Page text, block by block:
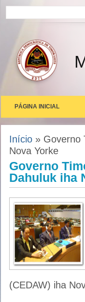
Formulário de busca
PÁGINA INICIAL
Você está aqui
Início » Governo
Nova Yorke
Governo
Dahuluk iha
(CEDAW) iha